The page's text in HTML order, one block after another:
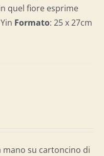
quel fiore esprime
Formato: 25 x 27cm
mano su cartoncino di